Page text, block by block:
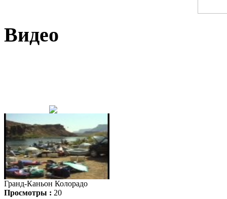
Видео
Гранд-Каньон Колорадо
Просмотры : 20